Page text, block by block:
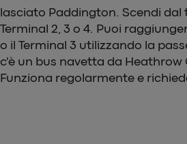
lasciato Paddington. Scendi dal
Terminal 2, 3 o 4. Puoi
o il Terminal 3 utilizzando la
c'è un bus navetta da Heathrow
Funziona regolarmente e